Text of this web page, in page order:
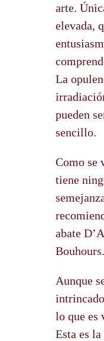
arte.
elevada,
La
pueden
sencillo.
Como se
tiene
abate
Bouhours.
Aunque
lo que es
Esta es